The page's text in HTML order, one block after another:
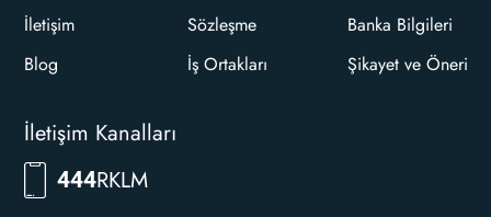
İletişim
Blog
Sözleşme
İş Ortakları
Banka Bilgileri
Şikayet ve Öneri
İletişim Kanalları
4447556